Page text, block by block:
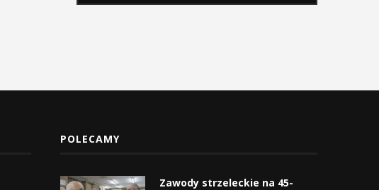
POLECAMY
Zawody strzeleckie na 45-